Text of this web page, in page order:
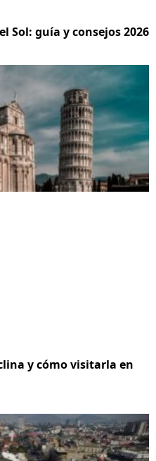
Sol: guía y consejos 2026
y cómo visitarla en